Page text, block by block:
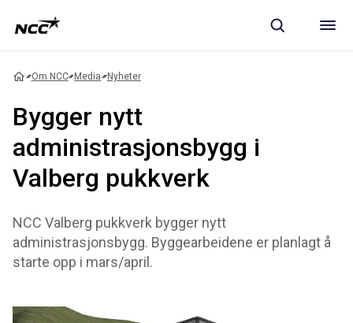
Om NCC Media Nyheter
Bygger nytt
administrasjonsbygg i
Valberg pukkverk
NCC Valberg pukkverk bygger nytt
administrasjonsbygg. Byggearbeidene er planlagt å
starte opp i mars/april.